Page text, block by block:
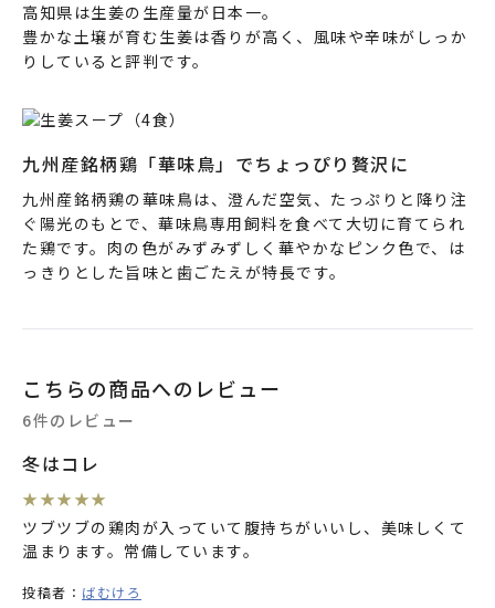
高知県は生姜の生産量が日本一。
豊かな土壌が育む生姜は香りが高く、風味や辛味がしっか
りしていると評判です。
九州産銘柄鶏「華味鳥」でちょっぴり贅沢に
九州産銘柄鶏の華味鳥は、澄んだ空気、たっぷりと降り注
ぐ陽光のもとで、華味鳥専用飼料を食べて大切に育てられ
た鶏です。肉の色がみずみずしく華やかなピンク色で、は
っきりとした旨味と歯ごたえが特長です。
こちらの商品へのレビュー
6件のレビュー
冬はコレ
★ ★★ ★★
ツブツブの鶏肉が入っていて腹持ちがいいし、美味しくて
温まります。常備しています。
投稿者： ばむけろ